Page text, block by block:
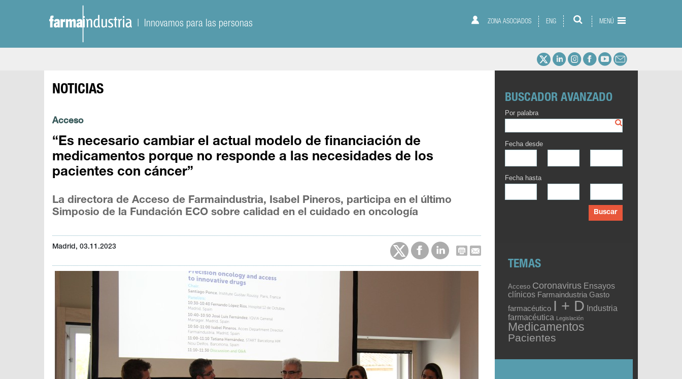
| Innovamos para las personas ZONA ASOCIADOS ENG MENÚ
NOTICIAS
Acceso
“Es necesario cambiar el actual modelo de financiación de
medicamentos porque no responde a las necesidades de los
pacientes con cáncer”
La directora de Acceso de Farmaindustria, Isabel Pineros, participa en el último
Simposio de la Fundación ECO sobre calidad en el cuidado en oncología
Madrid, 03.11.2023
BUSCADOR AVANZADO
Por palabra
Fecha desde
Fecha hasta
Buscar
TEMAS
Acceso Coronavirus Ensayos
clínicos Farmaindustria Gasto
farmacéutico I + D Industria
farmacéutica Legislación
Medicamentos
Pacientes